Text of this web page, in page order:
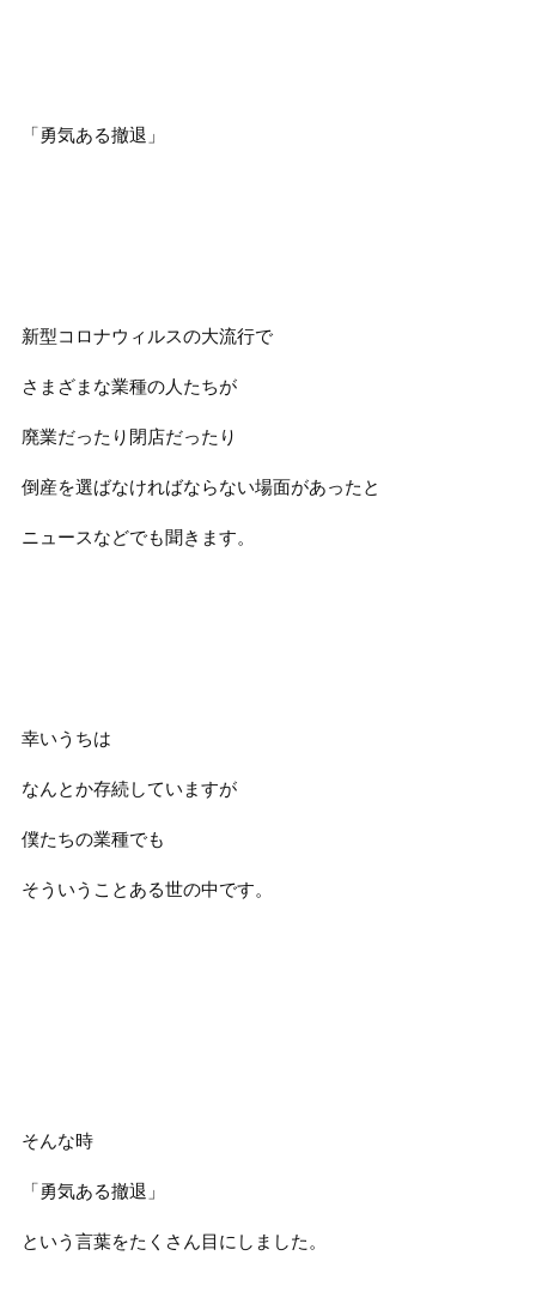
「勇気ある撤退」
新型コロナウィルスの大流行で
さまざまな業種の人たちが
廃業だったり閉店だったり
倒産を選ばなければならない場面があったと
ニュースなどでも聞きます。
幸いうちは
なんとか存続していますが
僕たちの業種でも
そういうことある世の中です。
そんな時
「勇気ある撤退」
という言葉をたくさん目にしました。